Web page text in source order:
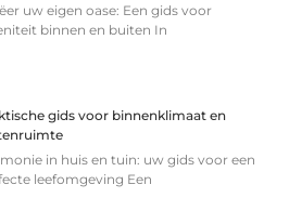
uw eigen oase: Een gids voor
binnen en buiten In
gids voor binnenklimaat en
in huis en tuin: uw gids voor een
leefomgeving Een